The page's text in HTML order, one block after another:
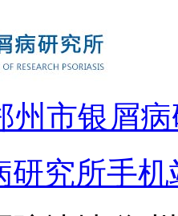
州市银屑
研究所手机